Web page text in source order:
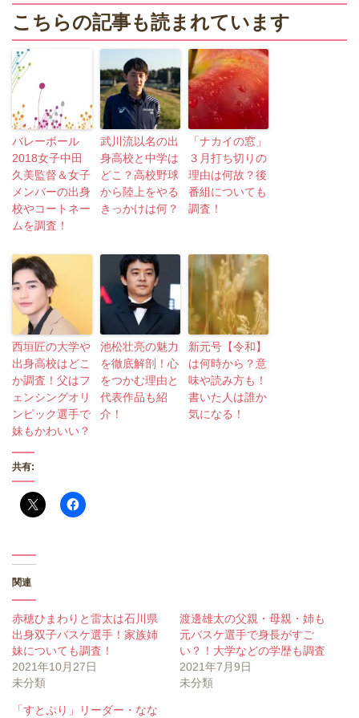
こちらの記事も読まれています
バレーボール
2018女子中田
久美監督＆女子
メンバーの出身
校やコートネー
ムを調査！
武川流以名の出
身高校と中学は
どこ？高校野球
から陸上をやる
きっかけは何？
「ナカイの窓」
３月打ち切りの
理由は何故？後
番組についても
調査！
西垣匠の大学や
出身高校はどこ
か調査！父はフ
ェンシングオリ
ンピック選手で
妹もかわいい？
池松壮亮の魅力
を徹底解剖！心
をつかむ理由と
代表作品も紹
介！
新元号【令和】
は何時から？意
味や読み方も！
書いた人は誰か
気になる！
共有:
関連
赤穂ひまわりと雷太は石川県
出身双子バスケ選手！家族姉
妹についても調査！
2021年10月27日
未分類
渡邊雄太の父親・母親・姉も
元バスケ選手で身長がすご
い？！大学などの学歴も調査
2021年7月9日
未分類
「すとぷり」リーダー・なな